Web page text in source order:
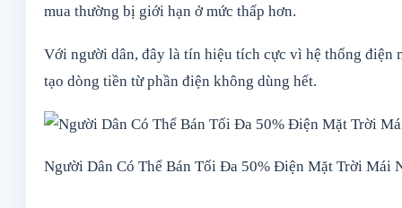
mua thường bị giới hạn ở mức thấp hơn.
Với người dân, đây là tín hiệu tích cực vì hệ thống điện
tạo dòng tiền từ phần điện không dùng hết.
Người Dân Có Thể Bán Tối Đa 50% Điện Mặt Trời Mái